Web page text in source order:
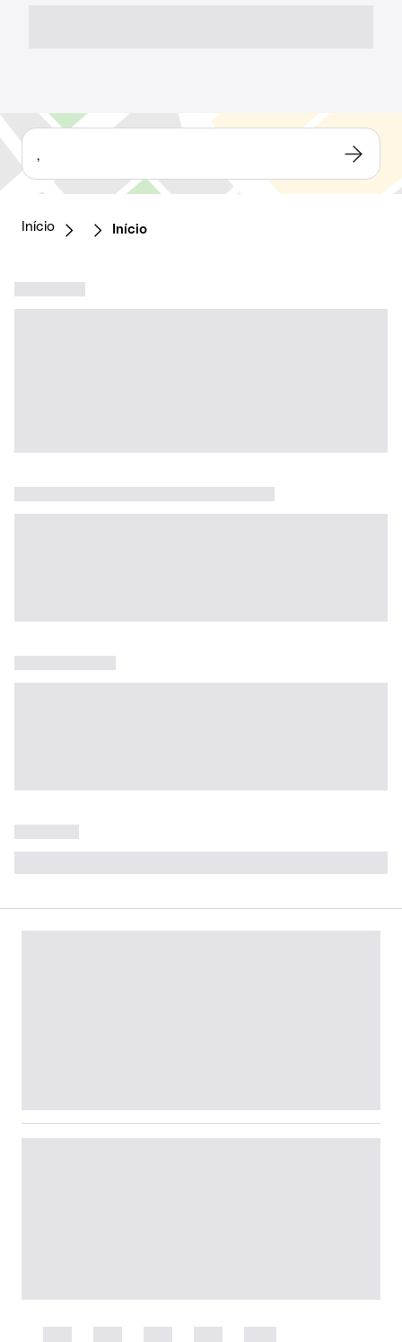
,
Início Início